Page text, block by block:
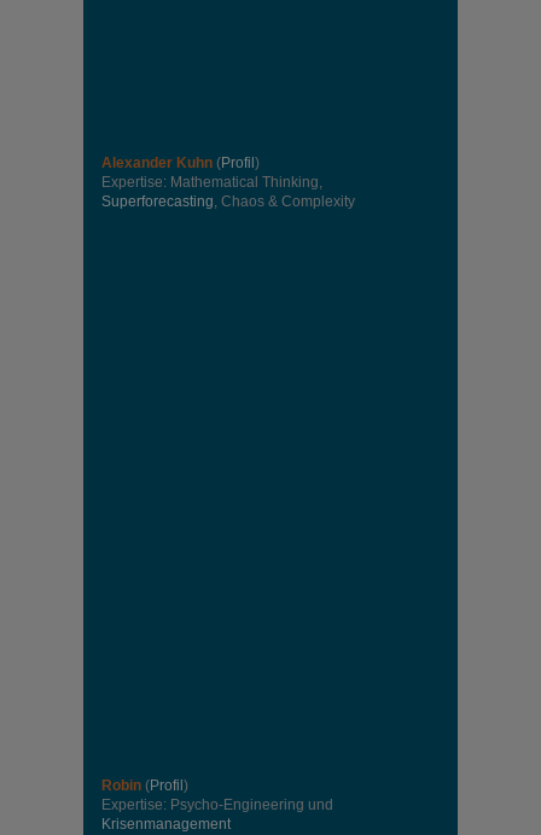
Alexander Kuhn (Profil )
Expertise: Mathematical Thinking,
Superforecasting, Chaos & Complexity
Robin (Profil )
Expertise: Psycho-Engineering und
Krisenmanagement